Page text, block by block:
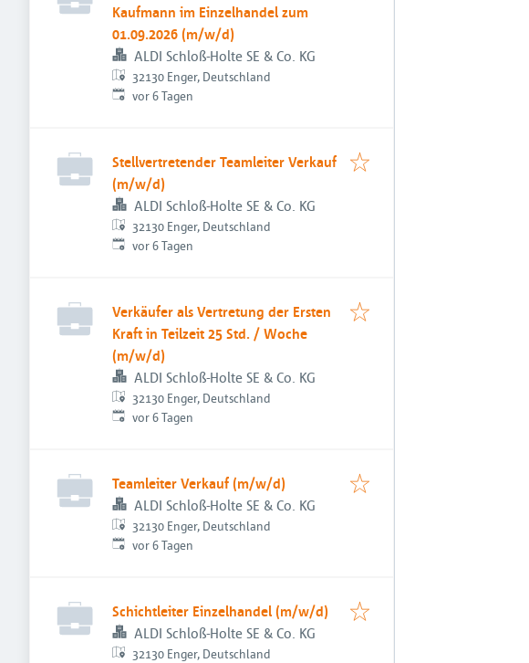
Kaufmann im Einzelhandel zum
01.09.2026 (m/w/d)
ALDI Schloß-Holte SE & Co. KG
32130 Enger, Deutschland
Veröffentlicht:
vor 6 Tagen
Stellvertretender Teamleiter Verkauf
(m/w/d)
ALDI Schloß-Holte SE & Co. KG
32130 Enger, Deutschland
Veröffentlicht:
vor 6 Tagen
Verkäufer als Vertretung der Ersten
Kraft in Teilzeit 25 Std. / Woche
(m/w/d)
ALDI Schloß-Holte SE & Co. KG
32130 Enger, Deutschland
Veröffentlicht:
vor 6 Tagen
Teamleiter Verkauf (m/w/d)
ALDI Schloß-Holte SE & Co. KG
32130 Enger, Deutschland
Veröffentlicht:
vor 6 Tagen
Schichtleiter Einzelhandel (m/w/d)
ALDI Schloß-Holte SE & Co. KG
32130 Enger, Deutschland